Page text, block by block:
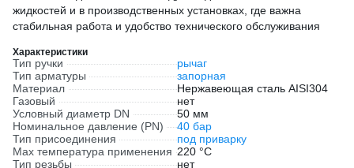
жидкостей и в производственных установках, где важна
стабильная работа и удобство технического обслуживания
Характеристики
Тип ручки
рычаг
Тип арматуры
запорная
Материал
Нержавеющая сталь AISI304
Газовый
нет
Условный диаметр DN
50 мм
Номинальное давление (PN)
40 бар
Тип присоединения
под приварку
Max температура применения 220 °С
Тип резьбы
нет